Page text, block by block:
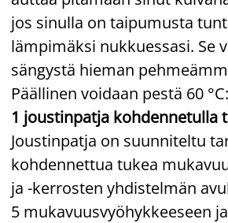
jos sinulla on taipumusta
lämpimäksi nukkuessasi. Se
sängystä hieman
Päällinen voidaan pestä 60
1 joustinpatja kohdennetulla
Joustinpatja on suunniteltu
kohdennettua tukea
ja -kerrosten yhdistelmän
5 mukavuusvyöhykkeeseen